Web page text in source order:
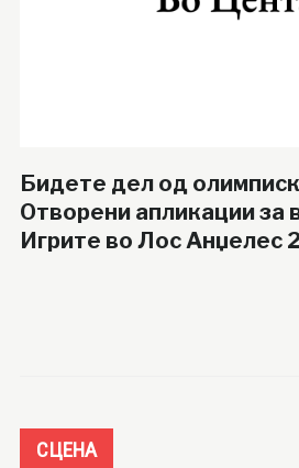
Бидете дел од
Отворени апликации за
Игрите во Лос Анџелес
СЦЕНА